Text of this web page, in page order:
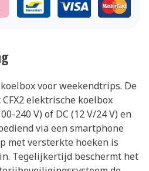
voor weekendtrips. De
elektrische koelbox
240 V) of DC (12 V/24 V) en
via een smartphone
met versterkte hoeken is
Tegelijkertijd beschermt het